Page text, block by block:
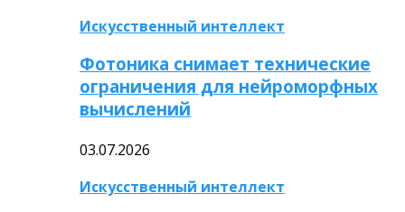
Искусственный интеллект
Фотоника снимает технические
ограничения для нейроморфных
вычислений
03.07.2026
Искусственный интеллект